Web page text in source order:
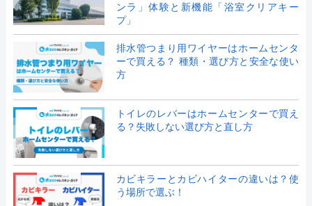
ンラ」体験と新機能「浴室クリアキー
プ」
排水管つまり用ワイヤーはホームセンタ
ーで買える？ 種類・選び方と安全な使い
方
トイレのレバーはホームセンターで買え
る？失敗しない選び方と直し方
カビキラーとカビハイターの違いは？使
う場所で選ぶ！